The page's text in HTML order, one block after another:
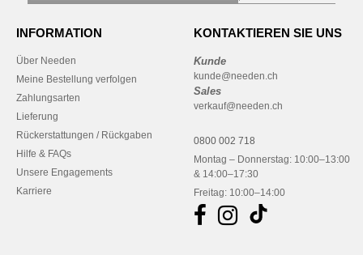
INFORMATION
Über Needen
Meine Bestellung verfolgen
Zahlungsarten
Lieferung
Rückerstattungen / Rückgaben
Hilfe & FAQs
Unsere Engagements
Karriere
KONTAKTIEREN SIE UNS
Kunde
kunde@needen.ch
Sales
verkauf@needen.ch
0800 002 718
Montag – Donnerstag: 10:00–13:00
& 14:00–17:30
Freitag: 10:00–14:00